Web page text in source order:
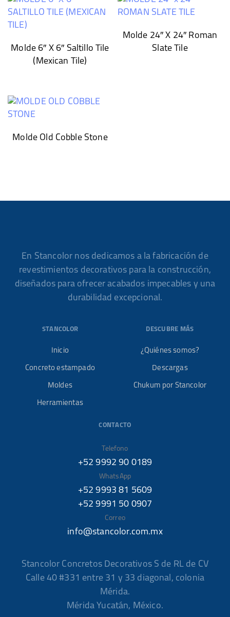
Molde 6″ X 6″ Saltillo Tile
(Mexican Tile)
Molde 24″ X 24″ Roman
Slate Tile
Molde Old Cobble Stone
En Stancolor nos dedicamos a la fabricación de
revestimientos decorativos para la construcción,
diseñados para ofrecer acabados impecables y una
durabilidad excepcional.
STANCOLOR
Inicio
Concreto estampado
Moldes
Herramientas
DESCUBRE MÁS
¿Quiénes somos?
Descargas
Chukum por Stancolor
CONTACTO
Telefono
+52 9992 90 0189
WhatsApp
+52 9993 81 5609
+52 9991 50 0907
Correo
info@stancolor.com.mx
Stancolor Concretos Decorativos S de RL de CV
Calle 40 #331 entre 31 y 33 diagonal, colonia
Mérida.
Mérida Yucatán, México.